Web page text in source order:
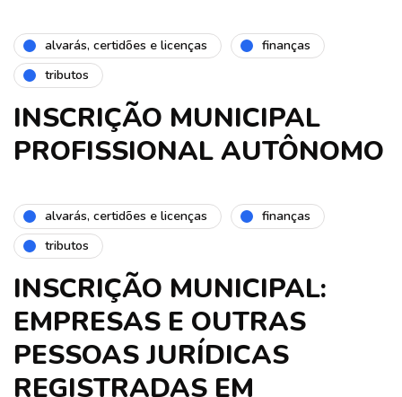
alvarás, certidões e licenças
finanças
tributos
INSCRIÇÃO MUNICIPAL
PROFISSIONAL AUTÔNOMO
alvarás, certidões e licenças
finanças
tributos
INSCRIÇÃO MUNICIPAL:
EMPRESAS E OUTRAS
PESSOAS JURÍDICAS
REGISTRADAS EM